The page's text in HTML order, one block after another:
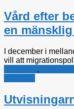
Vård efter
en
I december i
vill att
,